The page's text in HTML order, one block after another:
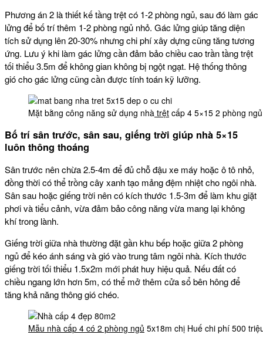
Phương án 2 là thiết kế tầng trệt có 1-2 phòng ngủ, sau đó làm gác
lửng để bố trí thêm 1-2 phòng ngủ nhỏ. Gác lửng giúp tăng diện
tích sử dụng lên 20-30% nhưng chi phí xây dựng cũng tăng tương
ứng. Lưu ý khi làm gác lửng cần đảm bảo chiều cao trần tầng trệt
tối thiểu 3.5m để không gian không bị ngột ngạt. Hệ thống thông
gió cho gác lửng cũng cần được tính toán kỹ lưỡng.
Mặt bằng công năng sử dụng nhà trệt cấp 4 5×15 2 phòng
Bố trí sân trước, sân sau, giếng trời giúp nhà 5×15
luôn thông thoáng
Sân trước nên chừa 2.5-4m để đủ chỗ đậu xe máy hoặc ô tô nhỏ,
đồng thời có thể trồng cây xanh tạo mảng đệm nhiệt cho ngôi nhà.
Sân sau hoặc giếng trời nên có kích thước 1.5-3m để làm khu giặt
phơi và tiểu cảnh, vừa đảm bảo công năng vừa mang lại không
khí trong lành.
Giếng trời giữa nhà thường đặt gần khu bếp hoặc giữa 2 phòng
ngủ để kéo ánh sáng và gió vào trung tâm ngôi nhà. Kích thước
giếng trời tối thiểu 1.5x2m mới phát huy hiệu quả. Nếu đất có
chiều ngang lớn hơn 5m, có thể mở thêm cửa sổ bên hông để
tăng khả năng thông gió chéo.
Mẫu nhà cấp 4 có 2 phòng ngủ 5x18m chị Huế chi phí 500